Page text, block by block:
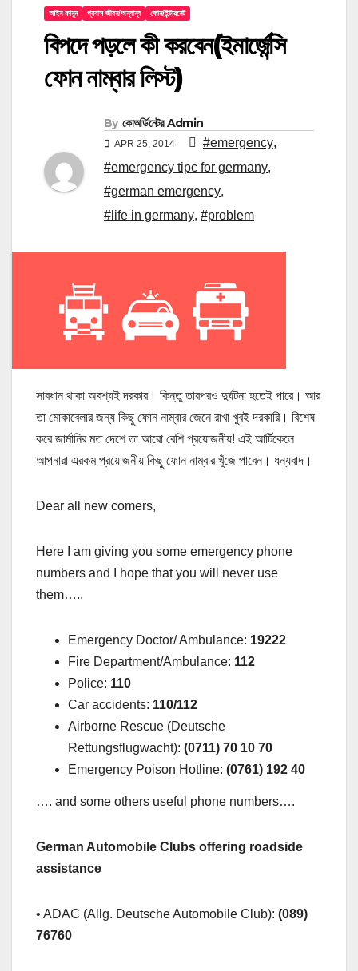
আইন-কানুন প্রবাস জীবন/অন্যান্য ফোন/ইন্টারনেট
বিপদে পড়লে কী করবেন(ইমার্জেন্সি
ফোন নাম্বার লিস্ট)
By কোঅর্ডিনেটর Admin
APR 25, 2014 #emergency,
#emergency tipc for germany,
#german emergency,
#life in germany, #problem
সাবধান থাকা অবশ্যই দরকার। কিন্তু তারপরও দুর্ঘটনা হতেই পারে। আর
তা মোকাবেলার জন্য কিছু ফোন নাম্বার জেনে রাখা খুবই দরকারি। বিশেষ
করে জার্মানির মত দেশে তা আরো বেশি প্রয়োজনীয়! এই আর্টিকেলে
আপনারা এরকম প্রয়োজনীয় কিছু ফোন নাম্বার খুঁজে পাবেন। ধন্যবাদ।
Dear all new comers,
Here I am giving you some emergency phone
numbers and I hope that you will never use
them…..
Emergency Doctor/ Ambulance: 19222
Fire Department/Ambulance: 112
Police: 110
Car accidents: 110/112
Airborne Rescue (Deutsche
Rettungsflugwacht): (0711) 70 10 70
Emergency Poison Hotline: (0761) 192 40
…. and some others useful phone numbers….
German Automobile Clubs offering roadside
assistance
• ADAC (Allg. Deutsche Automobile Club): (089)
76760